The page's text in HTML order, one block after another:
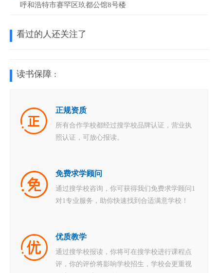
呼和浩特市赛罕区玖都公馆8号楼
看过的人还关注了
读书保障 :
正规资质
所有合作学校都经过搜学校品牌认证，营业执
照认证，可放心报读。
免费求学顾问
通过搜学校咨询，你可获得我们免费求学顾问1
对1专业服务，助你快速找到合适满意学校！
优质教学
通过搜学校报读，你将可在搜学校进行课程点
评，你的评价将影响学校招生，学校会更重视